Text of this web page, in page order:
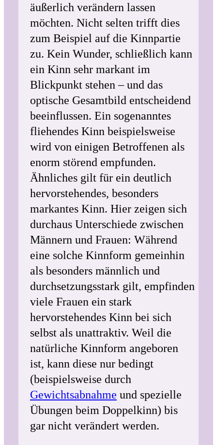
äußerlich verändern lassen
möchten. Nicht selten trifft dies
zum Beispiel auf die Kinnpartie
zu. Kein Wunder, schließlich kann
ein Kinn sehr markant im
Blickpunkt stehen – und das
optische Gesamtbild entscheidend
beeinflussen. Ein sogenanntes
fliehendes Kinn beispielsweise
wird von einigen Betroffenen als
enorm störend empfunden.
Ähnliches gilt für ein deutlich
hervorstehendes, besonders
markantes Kinn. Hier zeigen sich
durchaus Unterschiede zwischen
Männern und Frauen: Während
eine solche Kinnform gemeinhin
als besonders männlich und
durchsetzungsstark gilt, empfinden
viele Frauen ein stark
hervorstehendes Kinn bei sich
selbst als unattraktiv. Weil die
natürliche Kinnform angeboren
ist, kann diese nur bedingt
(beispielsweise durch
Gewichtsabnahme und spezielle
Übungen beim Doppelkinn) bis
gar nicht verändert werden.